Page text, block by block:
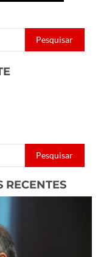
RECENTES